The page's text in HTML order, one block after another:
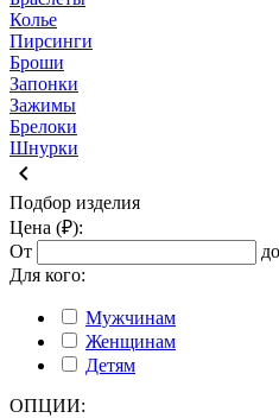
Колье
Пирсинги
Броши
Запонки
Зажимы
Брелоки
Шнурки
keyboard_arrow_left
Подбор изделия
Цена (₽):
От
до
Для кого:
Мужчинам
Женщинам
Детям
ОПЦИИ: